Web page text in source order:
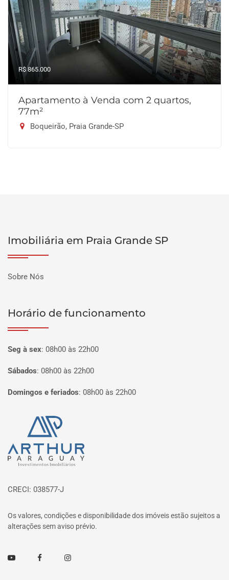
R$ 865.000
Apartamento à Venda com 2 quartos,
77m²
Boqueirão, Praia Grande-SP
Imobiliária em Praia Grande SP
Sobre Nós
Horário de funcionamento
Seg à sex: 08h00 às 22h00
Sábados: 08h00 às 22h00
Domingos e feriados: 08h00 às 22h00
Página inicial
CRECI: 038577-J
Os valores, condições e disponibilidade dos imóveis estão sujeitos a
alterações sem aviso prévio.
Youtube FacebookInstagram